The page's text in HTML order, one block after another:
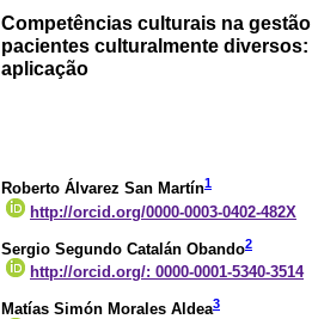
Competências culturais na
pacientes culturalmente
aplicação
Roberto Álvarez San Martín1
http://orcid.org/0000-0003-0402-482X
Sergio Segundo Catalán Obando2
http://orcid.org/: 0000-0001-5340-3514
Matías Simón Morales Aldea3